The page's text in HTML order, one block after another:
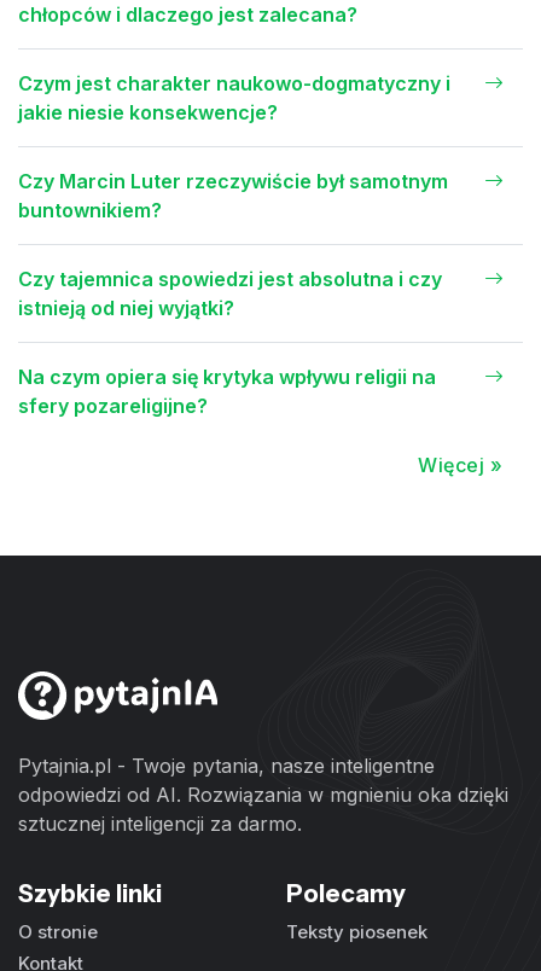
chłopców i dlaczego jest zalecana?
Czym jest charakter naukowo-dogmatyczny i
jakie niesie konsekwencje?
Czy Marcin Luter rzeczywiście był samotnym
buntownikiem?
Czy tajemnica spowiedzi jest absolutna i czy
istnieją od niej wyjątki?
Na czym opiera się krytyka wpływu religii na
sfery pozareligijne?
Więcej »
Pytajnia.pl - Twoje pytania, nasze inteligentne
odpowiedzi od AI. Rozwiązania w mgnieniu oka dzięki
sztucznej inteligencji za darmo.
Szybkie linki
O stronie
Kontakt
Polecamy
Teksty piosenek